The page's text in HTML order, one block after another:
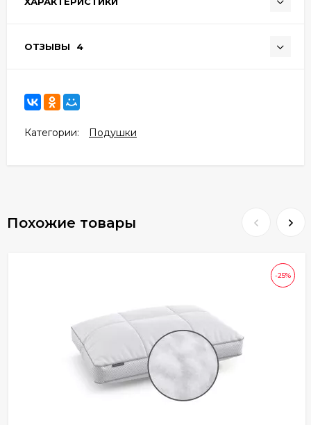
ОТЗЫВЫ 4
Категории: Подушки
Похожие товары
-25%